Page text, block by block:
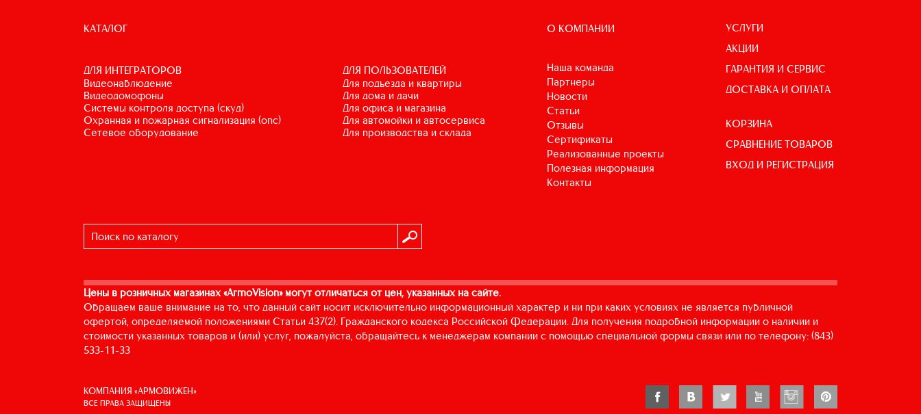
КАТАЛОГ
ДЛЯ ИНТЕГРАТОРОВ
видеонаблюдение
видеодомофоны
системы контроля доступа (скуд)
охранная и пожарная сигнализация (опс)
сетевое оборудование
ДЛЯ ПОЛЬЗОВАТЕЛЕЙ
для подъезда и квартиры
для дома и дачи
для офиса и магазина
для автомойки и автосервиса
для производства и склада
О КОМПАНИИ
Наша команда
Партнеры
Новости
Статьи
Отзывы
Сертификаты
Реализованные проекты
Полезная информация
Контакты
УСЛУГИ
АКЦИИ
ГАРАНТИЯ И СЕРВИС
ДОСТАВКА И ОПЛАТА
КОРЗИНА
СРАВНЕНИЕ ТОВАРОВ
ВХОД И РЕГИСТРАЦИЯ
Цены в розничных магазинах «ArmoVision» могут отличаться от цен, указанных на сайте.
Обращаем ваше внимание на то, что данный сайт носит исключительно информационный характер и ни при каких условиях не является публичной
офертой, определяемой положениями Статьи 437(2). Гражданского кодекса Российской Федерации. Для получения подробной информации о наличии и
стоимости указанных товаров и (или) услуг, пожалуйста, обращайтесь к менеджерам компании с помощью специальной формы связи или по телефону: (843)
533-11-33
КОМПАНИЯ «АРМОВИЖЕН»
ВСЕ ПРАВА ЗАЩИЩЕНЫ